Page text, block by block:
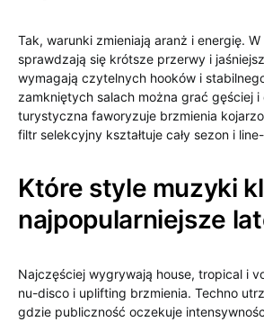
Tak, warunki zmieniają aranż i energię. W
sprawdzają się krótsze przerwy i
wymagają czytelnych hooków i
zamkniętych salach można grać gęściej i
turystyczna faworyzuje brzmienia
filtr selekcyjny kształtuje cały sezon i
Które style muzyki
najpopularniejsze
Najczęściej wygrywają house, tropical i
nu-disco i uplifting brzmienia. Techno
gdzie publiczność oczekuje